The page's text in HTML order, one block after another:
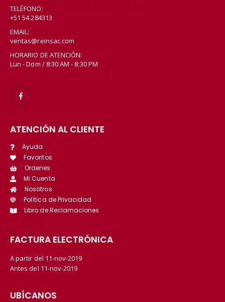
TELÉFONO:
+51 54 284313
EMAIL:
ventas@reinsac.com
HORARIO DE ATENCIÓN:
Lun - Dom / 8:30 AM - 8:30 PM
ATENCIÓN AL CLIENTE
Ayuda
Favoritos
Ordenes
Mi Cuenta
Nosotros
Política de Privacidad
Libro de Reclamaciones
FACTURA ELECTRÓNICA
A partir del 11-nov-2019
Antes del 11-nov-2019
UBÍCANOS